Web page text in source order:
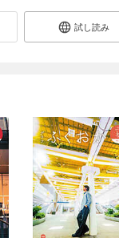
試し読み